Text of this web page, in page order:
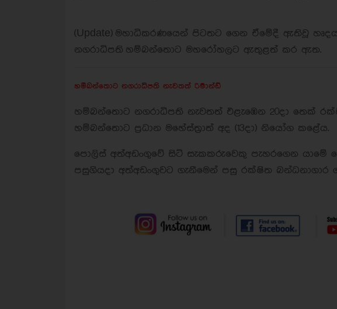
(Update) මහාධිකරණයෙන් පිටතට ගෙන ඒමේදී ඇතිවූ
නගරාධිපති හම්බන්තොට මහරෝහලට ඇතුළත් කර ඇත.
හම්බන්තොට නගරාධිපති නැවතත් රිමාන්ඩ්
හම්බන්තොට නගරාධිපති නැවතත් එළැඹෙන 20දා තෙක්
හම්බන්තොට ප්‍රධාන මහේස්ත්‍රාත් අද (13දා) නියෝග කළේය.
පොලිස් අත්අඩංගුවේ සිටි සැකකරුවෙකු පැහරගෙන යාමේ
පසුගියදා අත්අඩංගුවට ගැනීමෙන් පසු රක්ෂිත බන්ධනාගාර